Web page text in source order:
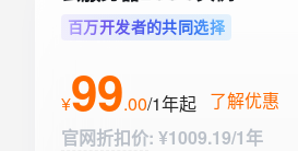
百万开发者的共同选择
¥99.00/1年起 了解优惠
官网折扣价: ¥1009.19/1年